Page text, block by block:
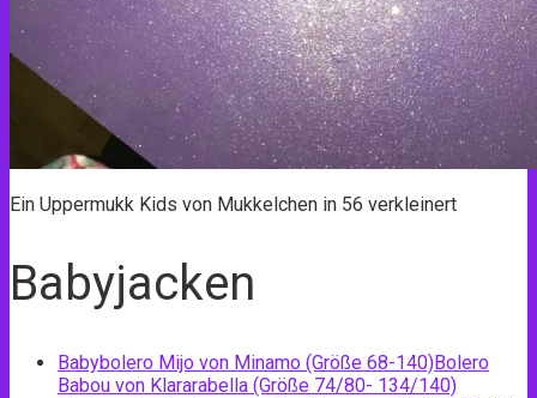
Ein Uppermukk Kids von Mukkelchen in 56 verkleinert
Babyjacken
Babybolero Mijo von Minamo (Größe 68-140)Bolero
Babou von Klararabella (Größe 74/80- 134/140)